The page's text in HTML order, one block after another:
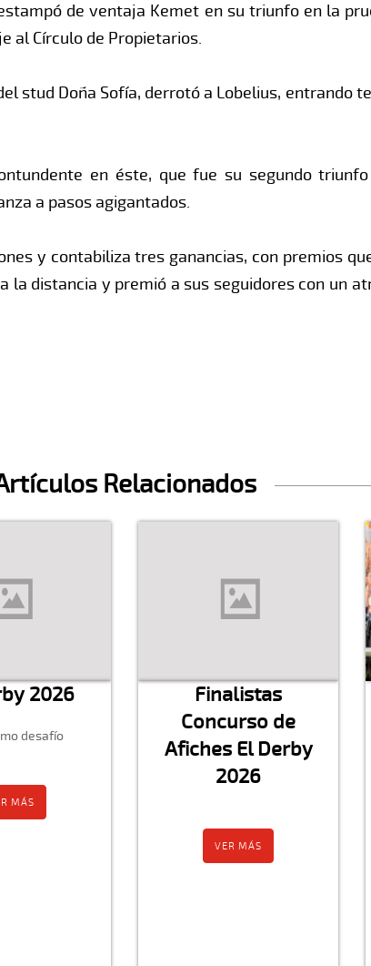
de ventaja Kemet en su triunfo en la
al Círculo de Propietarios.
stud Doña Sofía, derrotó a Lobelius, entrando
en éste, que fue su segundo
a pasos agigantados.
y contabiliza tres ganancias, con premios
la distancia y premió a sus seguidores con un
Relacionados
2026
desafío
MÁS
Finalistas
Concurso de
Afiches El Derby
2026
VER MÁS